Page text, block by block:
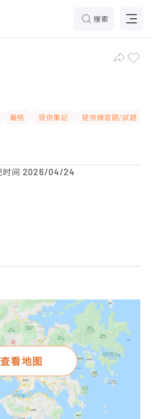
搜索
马鞍山 补习推介
嚴格 提供筆記 提供練習題/試題
时间2026/04/24
查看地图